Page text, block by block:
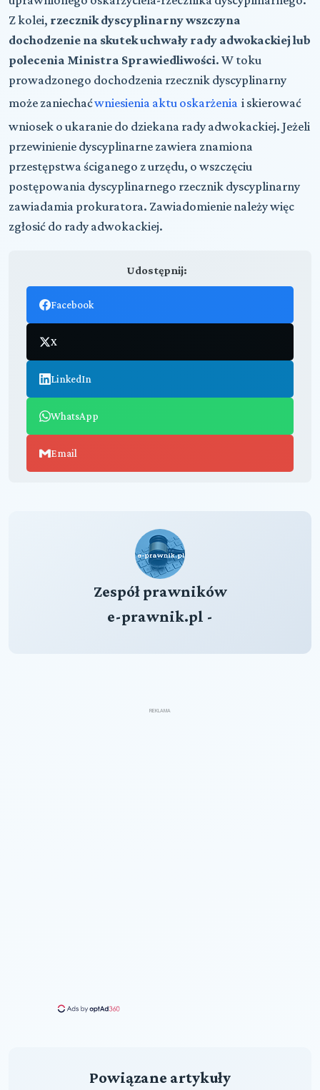
Z kolei, rzecznik dyscyplinarny wszczyna
dochodzenie na skutek uchwały rady adwokackiej lub
polecenia Ministra Sprawiedliwości. W toku
prowadzonego dochodzenia rzecznik dyscyplinarny
może zaniechaćwniesienia aktu oskarżenia i skierować
wniosek o ukaranie do dziekana rady adwokackiej. Jeżeli
przewinienie dyscyplinarne zawiera znamiona
przestępstwa ściganego z urzędu, o wszczęciu
postępowania dyscyplinarnego rzecznik dyscyplinarny
zawiadamia prokuratora. Zawiadomienie należy więc
zgłosić do rady adwokackiej.
Udostępnij:
Facebook
X
LinkedIn
WhatsApp
Email
Zespół prawników
e-prawnik.pl -
REKLAMA
Powiązane artykuły